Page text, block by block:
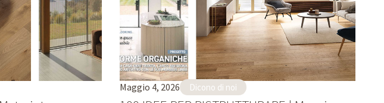
Maggio 4, 2026 Dicono di noi